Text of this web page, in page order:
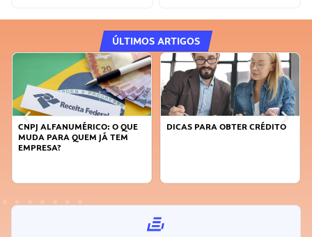
ÚLTIMOS ARTIGOS
DICAS PARA OBTER CRÉDITO
FAÇA A DIFERENÇA: SEJA